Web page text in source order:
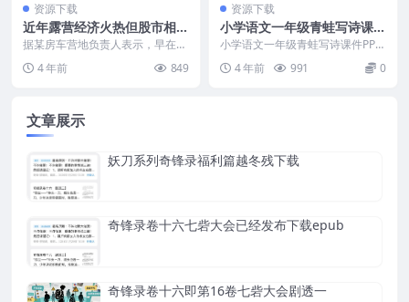
资源下载
近年露营经济火热但股市相关
概念最好少碰为上
据某房车营地负责人表示，早在20
露营火热，至今呢...
4 年前 849
资源下载
小学语文一年级青蛙写诗课件
PPT，学字认字PPT
小学语文一年级青蛙写诗课件PP
T，也适合幼儿园大班的学字认字P
PT。 同学们，展...
4 年前 991 0
文章展示
妖刀系列奇锋录福利篇越冬残下载
奇锋录卷十六七砦大会已经发布下载epub
奇锋录卷十六即第16卷七砦大会剧透一